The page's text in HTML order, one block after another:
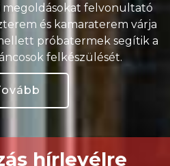
felvonultató
és kamaraterem várja
próbatermek segítik a
felkészülését.
hírlevélre